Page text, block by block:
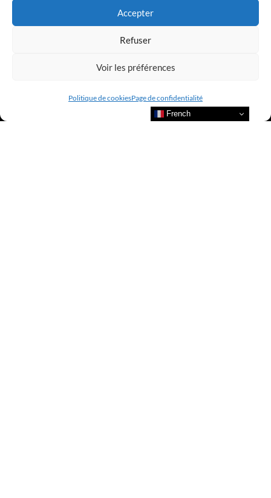
Accepter
Refuser
Voir les préférences
Politique de cookiesPage de confidentialité
French